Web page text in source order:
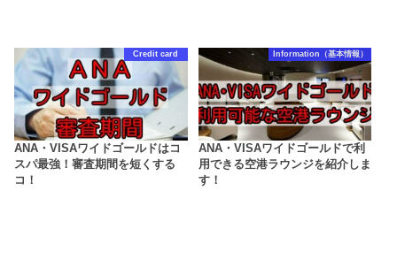
Credit card
ANA・VISAワイドゴールドはコ
スパ最強！審査期間を短くする
コ！
Information（基本情報）
ANA・VISAワイドゴールドで利
用できる空港ラウンジを紹介しま
す！